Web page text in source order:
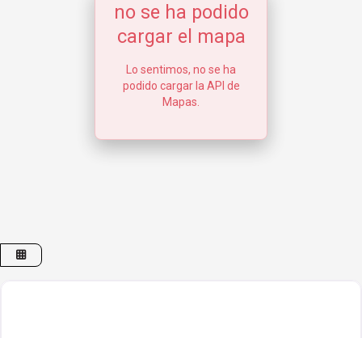
no se ha podido
cargar el mapa
Lo sentimos, no se ha
podido cargar la API de
Mapas.